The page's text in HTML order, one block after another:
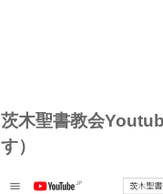
茨木聖書教会
す）